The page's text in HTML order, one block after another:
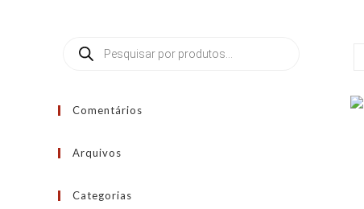
Comentários
Arquivos
Categorias